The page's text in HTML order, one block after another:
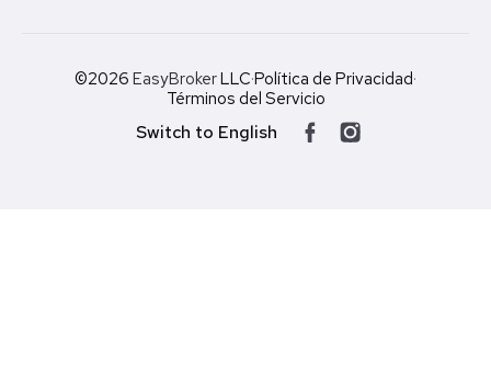
©2026 EasyBrokerLLC·Política de Privacidad·
Términos del Servicio
Switch to English